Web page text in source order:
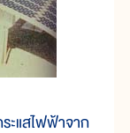
ะแสไฟฟ้าจาก